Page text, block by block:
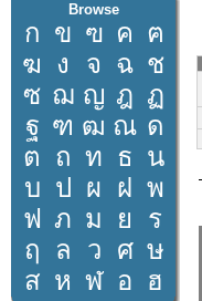
Browse
ก ข ฃ ค ฅ
ฆ ง จ ฉ ช
ซ ฌ ญ ฎ ฏ
ฐ ฑ ฒ ณ ด
ต ถ ท ธ น
บ ป ผ ฝ พ
ฟ ภ ม ย
ร
ฤ
ล ว ศ ษ
ส ห ฬ อ ฮ